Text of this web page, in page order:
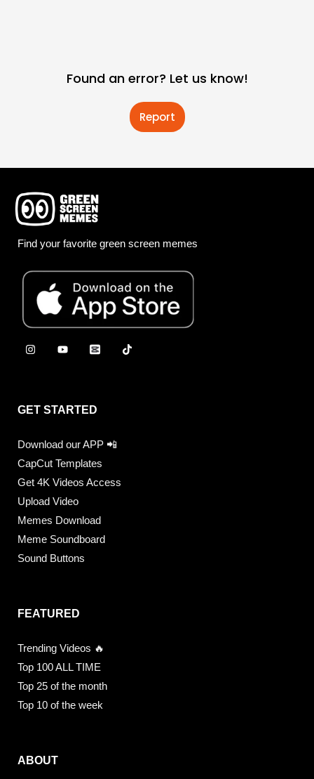
Found an error? Let us know!
Report
Find your favorite green screen memes
GET STARTED
Download our APP 📲
CapCut Templates
Get 4K Videos Access
Upload Video
Memes Download
Meme Soundboard
Sound Buttons
FEATURED
Trending Videos 🔥
Top 100 ALL TIME
Top 25 of the month
Top 10 of the week
ABOUT